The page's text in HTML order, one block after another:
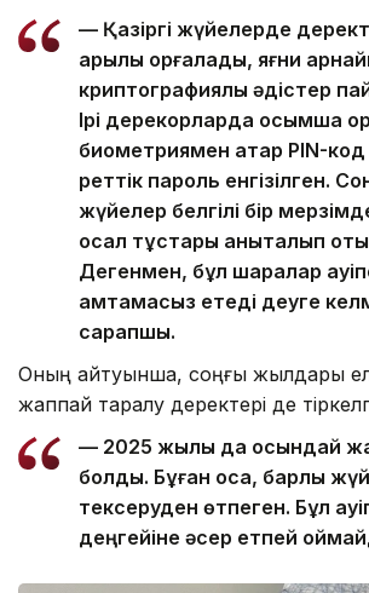
— Қазіргі жүйелерде
арқылы қорғалады, яғни
криптографиялық әдістер
Ірі дерекқорларда қосымша
биометриямен қатар PIN-
реттік пароль енгізілген.
жүйелер белгілі бір
осал тұстары анықталып
Дегенмен, бұл шаралар
қамтамасыз етеді деуге
сарапшы.
Оның айтуынша, соңғы жылдары
жаппай таралу деректері де
— 2025 жылы да осындай
болды. Бұған қоса, барлық
тексеруден өтпеген. Бұл
деңгейіне әсер етпей